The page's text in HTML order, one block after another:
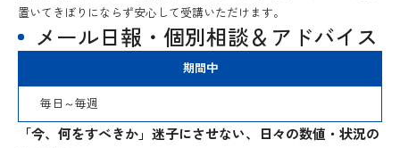
置いてきぼりにならず安心して受講いただけます。
メール日報・個別相談＆アドバイス
期間中
毎日～毎週
「今、何をすべきか」迷子にさせない、日々の数値・状況の